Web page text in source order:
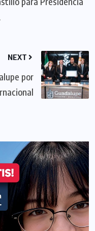
NEXT
por